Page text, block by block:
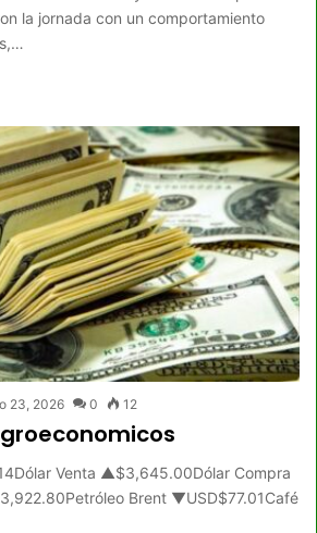
la jornada con un comportamiento
23, 2026 0 12
Venta ▲$3,645.00Dólar Compra
Brent ▼USD$77.01Café